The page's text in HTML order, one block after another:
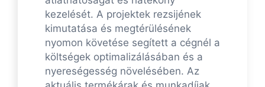
kezelését. A projektek rezsijének
kimutatása és megtérülésének
nyomon követése segített a cégnél a
költségek optimalizálásában és a
nyereségesség növelésében. Az